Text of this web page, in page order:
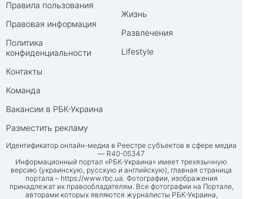
Правила пользования
Правовая информация
Политика
конфиденциальности
Контакты
Команда
Вакансии в РБК-Украина
Разместить рекламу
Жизнь
Развлечения
Lifestyle
Идентификатор онлайн-медиа в Реестре субъектов в сфере медиа
— R40-05347
Информационный портал «РБК-Украина» имеет трехязычную
версию (украинскую, русскую и английскую), главная страница
портала – https://www.rbc.ua. Фотографии, изображения
принадлежат их правообладателям. Все фотографии на Портале,
авторами которых являются журналисты РБК-Украина,